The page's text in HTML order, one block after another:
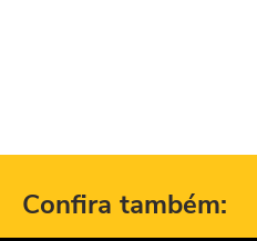
Confira também: